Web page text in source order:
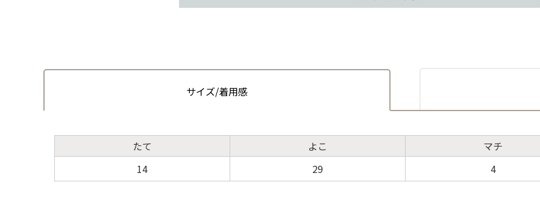
サイズ/着用感
たて よこ マチ
14
29 4